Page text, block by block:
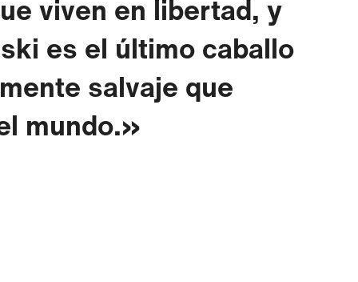
viven en libertad, y
es el último caballo
salvaje que
mundo.